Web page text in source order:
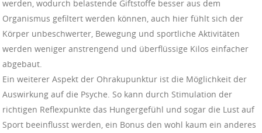
werden, wodurch belastende Giftstoffe besser aus dem
Organismus gefiltert werden können, auch hier fühlt sich der
Körper unbeschwerter, Bewegung und sportliche Aktivitäten
werden weniger anstrengend und überflüssige Kilos einfacher
abgebaut.
Ein weiterer Aspekt der Ohrakupunktur ist die Möglichkeit der
Auswirkung auf die Psyche. So kann durch Stimulation der
richtigen Reflexpunkte das Hungergefühl und sogar die Lust auf
Sport beeinflusst werden, ein Bonus den wohl kaum ein anderes